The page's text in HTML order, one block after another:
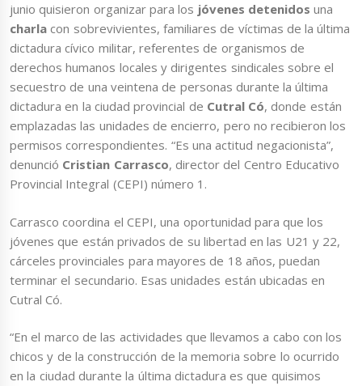
junio quisieron organizar para los jóvenes detenidos una
charla con sobrevivientes, familiares de víctimas de la última
dictadura cívico militar, referentes de organismos de
derechos humanos locales y dirigentes sindicales sobre el
secuestro de una veintena de personas durante la última
dictadura en la ciudad provincial de Cutral Có, donde están
emplazadas las unidades de encierro, pero no recibieron los
permisos correspondientes. “Es una actitud negacionista”,
denunció Cristian Carrasco, director del Centro Educativo
Provincial Integral (CEPI) número 1.
Carrasco coordina el CEPI, una oportunidad para que los
jóvenes que están privados de su libertad en las U21 y 22,
cárceles provinciales para mayores de 18 años, puedan
terminar el secundario. Esas unidades están ubicadas en
Cutral Có.
“En el marco de las actividades que llevamos a cabo con los
chicos y de la construcción de la memoria sobre lo ocurrido
en la ciudad durante la última dictadura es que quisimos